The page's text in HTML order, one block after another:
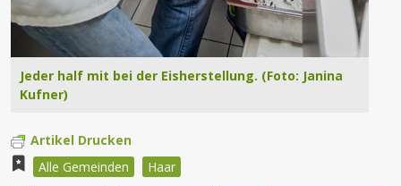
Jeder half mit bei der Eisherstellung. (Foto: Janina
Kufner)
Artikel Drucken
Alle Gemeinden
Haar